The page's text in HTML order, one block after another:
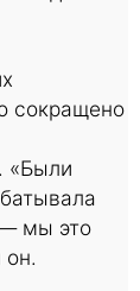
сокращено
«Были
— мы это